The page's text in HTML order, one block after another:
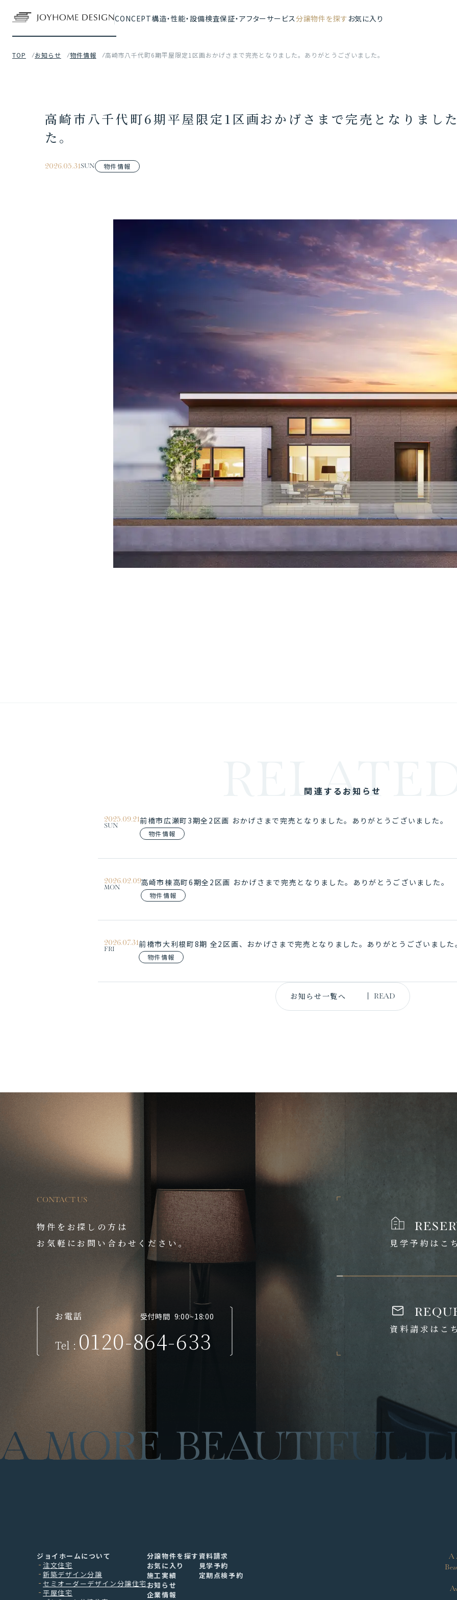
CONCEPT構造・性能・設備検査保証・アフターサービス分譲物件を探す お気に入り
TOP お知らせ 物件情報 高崎市八千代町6期平屋限定1区画おかげさまで完売となりました。ありがとうございました。
高崎市八千代町6期平屋限定1区画おかげさまで完売となりまし
た。
2026.05.31SUN 物件情報
関連するお知らせ
2025.09.21
SUN
前橋市広瀬町3期全2区画 おかげさまで完売となりました。ありがとうございました。
物件情報
2026.02.09
MON
高崎市棟高町6期全2区画 おかげさまで完売となりました。ありがとうございました。
物件情報
2026.07.31
FRI
前橋市大利根町8期 全2区画、おかげさまで完売となりました。ありがとうございました
物件情報
お知らせ一覧へ READ
CONTACT US
物件をお探しの方は
お気軽にお問い合わせください。
お電話 受付時間 9:00~18:00
Tel : 0120-864-633
見学予約はこ
資料請求はこ
A
ジョイホームについて
注文住宅
新築デザイン分譲
セミオーダーデザイン分譲住宅
平屋住宅
分譲物件を探す
お気に入り
施工実績
お知らせ
企業情報
資料請求
見学予約
定期点検予約